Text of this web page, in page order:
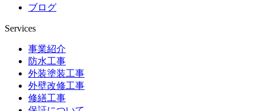
ブログ
Services
事業紹介
防水工事
外装塗装工事
外壁改修工事
修繕工事